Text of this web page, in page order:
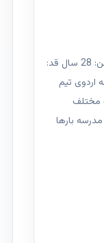
18 روز تا بسکتبال دسته دو آسیا شادی عبدالوند سن: 28 سال قد:
ملی: از 16 سالگی به اردوی تیم
مختلف
بارها